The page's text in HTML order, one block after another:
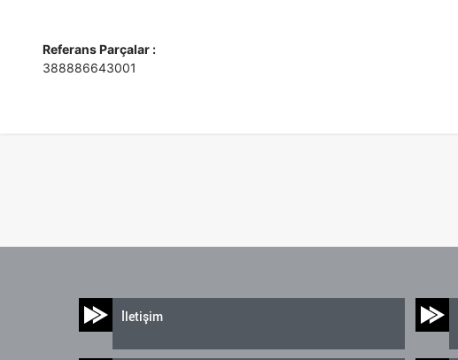
Referans Parçalar :
388886643001
İletişim